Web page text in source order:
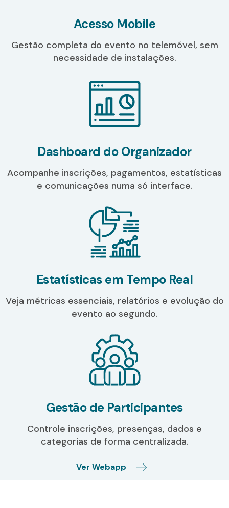
Acesso Mobile
Gestão completa do evento no telemóvel, sem
necessidade de instalações.
Dashboard do Organizador
Acompanhe inscrições, pagamentos, estatísticas
e comunicações numa só interface.
Estatísticas em Tempo Real
Veja métricas essenciais, relatórios e evolução do
evento ao segundo.
Gestão de Participantes
Controle inscrições, presenças, dados e
categorias de forma centralizada.
Ver Webapp